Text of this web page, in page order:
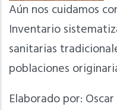
Aún nos cuidamos
Inventario
sanitarias
poblaciones
Elaborado por: